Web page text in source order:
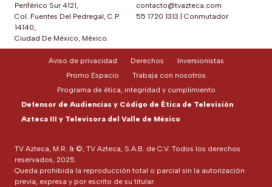
Periférico Sur 4121,
Col. Fuentes Del Pedregal, C.P.
14140,
Ciudad De México, México.
contacto@tvazteca.com
55 1720 1313
Conmutador
TV Azteca, M.R. & ©, TV Azteca, S.A.B. de C.V. Todos los derechos
reservados, 2025.
Queda prohibida la reproducción total o parcial sin la autorización
previa, expresa y por escrito de su titular.
Aviso de privacidad Derechos
Inversionistas
Promo Espacio
Trabaja con nosotros
Programa de ética, integridad y cumplimiento
Defensor de Audiencias y Código de Ética de Televisión
Azteca III y Televisora del Valle de México